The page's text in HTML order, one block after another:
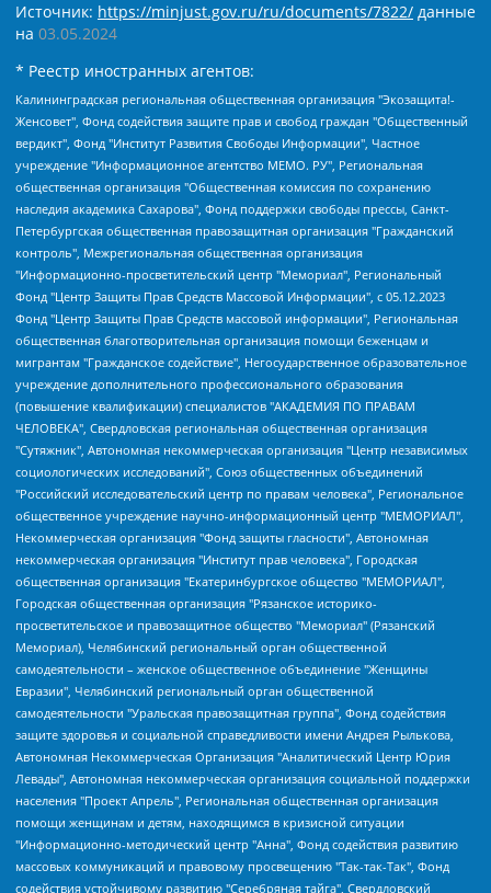
Источник: https://minjust.gov.ru/ru/documents/7822/ данные
на 03.05.2024
* Реестр иностранных агентов:
Калининградская региональная общественная организация "Экозащита!-Женсовет", Фонд содействия защите прав и свобод граждан "Общественный вердикт", Фонд "Институт Развития Свободы Информации", Частное учреждение "Информационное агентство МЕМО. РУ", Региональная общественная организация "Общественная комиссия по сохранению наследия академика Сахарова", Фонд поддержки свободы прессы, Санкт-Петербургская общественная правозащитная организация "Гражданский контроль", Межрегиональная общественная организация "Информационно-просветительский центр "Мемориал", Региональный Фонд "Центр Защиты Прав Средств Массовой Информации", с 05.12.2023 Фонд "Центр Защиты Прав Средств массовой информации", Региональная общественная благотворительная организация помощи беженцам и мигрантам "Гражданское содействие", Негосударственное образовательное учреждение дополнительного профессионального образования (повышение квалификации) специалистов "АКАДЕМИЯ ПО ПРАВАМ ЧЕЛОВЕКА", Свердловская региональная общественная организация "Сутяжник", Автономная некоммерческая организация "Центр независимых социологических исследований", Союз общественных объединений "Российский исследовательский центр по правам человека", Региональное общественное учреждение научно-информационный центр "МЕМОРИАЛ", Некоммерческая организация "Фонд защиты гласности", Автономная некоммерческая организация "Институт прав человека", Городская общественная организация "Екатеринбургское общество "МЕМОРИАЛ", Городская общественная организация "Рязанское историко-просветительское и правозащитное общество "Мемориал" (Рязанский Мемориал), Челябинский региональный орган общественной самодеятельности – женское общественное объединение "Женщины Евразии", Челябинский региональный орган общественной самодеятельности "Уральская правозащитная группа", Фонд содействия защите здоровья и социальной справедливости имени Андрея Рылькова, Автономная Некоммерческая Организация "Аналитический Центр Юрия Левады", Автономная некоммерческая организация социальной поддержки населения "Проект Апрель", Региональная общественная организация помощи женщинам и детям, находящимся в кризисной ситуации "Информационно-методический центр "Анна", Фонд содействия развитию массовых коммуникаций и правовому просвещению "Так-так-Так", Фонд содействия устойчивому развитию "Серебряная тайга", Свердловский региональный общественный фонд социальных проектов "Новое время", "Idel.Реалии", Кавказ.Реалии, Крым.Реалии, Телеканал Настоящее Время, Татаро-башкирская служба Радио Свобода (Azatliq Radiosi), Радио Свободная Европа/Радио Свобода (PCE/PC), "Сибирь.Реалии", "Фактограф", Благотворительный фонд помощи осужденным и их семьям, Автономная некоммерческая организация "Институт глобализации и социальных движений", Фонд "В защиту прав заключенных", Частное учреждение "Центр поддержки и содействия развитию средств массовой информации", Пензенский региональный общественный благотворительный фонд "Гражданский союз", "Север.Реалии", Некоммерческая организация Фонд "Правовая инициатива", Общество с ограниченной ответственностью "Радио Свободная Европа/Радио Свобода", Чешское информационное агентство "MEDIUM-ORIENT", Красноярская региональная общественная организация "Мы против СПИДа", Камалягин Денис Николаевич, Маркелов Сергей Евгеньевич, Пономарев Лев Александрович, Савицкая Людмила Алексеевна, Автономная некоммерческая организация "Центр по работе с проблемой насилия "НАСИЛИЮ.НЕТ", Межрегиональный профессиональный союз работников здравоохранения "Альянс врачей", Юридическое лицо, зарегистрированное в Латвийской Республике, SIA "Medusa Project" (регистрационный номер 40103797863, дата регистрации 10.06.2014), Некоммерческая организация "Фонд по борьбе с коррупцией", Автономная некоммерческая организация "Институт права и публичной политики", Баданин Роман Сергеевич, Гликин Максим Александрович, Железнова Мария Михайловна, Лукьянова Юлия Сергеевна, Маетная Елизавета Витальевна, Маняхин Петр Борисович, Чуракова Ольга Владимировна, Ярош Юлия Петровна, Юридическое лицо "The Insider SIA", зарегистрированное в Риге, Латвийская Республика (дата регистрации 26.06.2015), являющееся администратором доменного имени интернет-издания "The Insider SIA", https://theins.ru, Постернак Алексей Евгеньевич, Рубин Михаил Аркадьевич, Анин Роман Александрович, Юридическое лицо Istories fonds, зарегистрированное в Латвийской Республике (регистрационный номер 50008295751, дата регистрации 24.02.2020), Великовский Дмитрий Александрович, Долинина Ирина Николаевна, Мароховская Алеся Алексеевна, Шлейнов Роман Юрьевич, Шмагун Олеся Валентиновна, Общество с ограниченной ответственностью "Альтаир 2021", Общество с ограниченной ответственностью "Вега 2021", Общество с ограниченной ответственностью "Главный редактор 2021", Общество с ограниченной ответственностью "Ромашки монолит", Важенков Артем Валерьевич, Ивановская областная общественная организация "Центр гендерных исследований", Гурман Юрий Альбертович, Медиапроект "ОВД-Инфо", Егоров Владимир Владимирович, Жилинский Владимир Александрович, Общество с ограниченной ответственностью "ЗП", Иванова София Юрьевна, Карезина Инна Павловна, Кильтау Екатерина Викторовна, Петров Алексей Викторович, Пискунов Сергей Евгеньевич, Смирнов Сергей Сергеевич, Тихонов Михаил Сергеевич, Общество с ограниченной ответственностью "ЖУРНАЛИСТ-ИНОСТРАННЫЙ АГЕНТ", Арапова Галина Юрьевна, Вольтская Татьяна Анатольевна, Американская компания "Mason G.E.S. Anonymous Foundation" (США), являющаяся владельцем интернет-издания https://mnews.world/, Компания "Stichting Bellingcat", зарегистрированная в Нидерландах (дата регистрации 11.07.2018), Захаров Андрей Вячеславович, Клепиковская Екатерина Дмитриевна, Общество с ограниченной ответственностью "МЕМО", Перл Роман Александрович, Симонов Евгений Алексеевич, Соловьева Елена Анатольевна, Сотников Даниил Владимирович, Сурначева Елизавета Дмитриевна, Автономная некоммерческая организация по защите прав человека и информированию населения "Якутия – Наше Мнение", Общество с ограниченной ответственностью "Москоу диджитал медиа", с 26.01.2023 Общество с ограниченной ответственностью "Чайка Белые сады", Ветошкина Валерия Валерьевна, Заговора Максим Александрович, Межрегиональное общественное движение "Российская ЛГБТ - сеть", Оленичев Максим Владимирович, Павлов Иван Юрьевич, Скворцова Елена Сергеевна, Общество с ограниченной ответственностью "Как бы инагент", Кочетков Игорь Викторович, Общество с ограниченной ответственностью "Честные выборы", Еланчик Олег Александрович, Общество с ограниченной ответственностью "Нобелевский призыв", Гималова Регина Эмилевна, Григорьев Андрей Валерьевич, Григорьева Алина Александровна, Ассоциация по содействию защите прав призывников, альтернативнослужащих и военнослужащих "Правозащитная группа "Гражданин.Армия.Право", Хисамова Регина Фаритовна, Автономная некоммерческая организация по реализации социально-правовых программ "Лилит", Дальневосточное общественное движение "Маяк", Санкт-Петербургская ЛГБТ-инициативная группа "Выход", Инициативная группа ЛГБТ+ "Реверс", Алексеев Андрей Викторович, Бекбулатова Таисия Львовна, Беляев Иван Михайлович, Владыкина Елена Сергеевна, Гельман Марат Александрович, Никульшина Вероника Юрьевна, Толоконникова Надежда Андреевна, Шендерович Виктор Анатольевич, Общество с ограниченной ответственностью "Данное сообщение", Общество с ограниченной ответственностью Издательский дом "Новая глава", Айнбиндер Александра Александровна, Московский комьюнити-центр для ЛГБТ+инициатив, Благотворительный фонд развития филантропии, Deutsche Welle (Германия, Kurt-Schumacher-Strasse 3, 53113 Bonn), Борзунова Мария Михайловна, Воробьев Виктор Викторович, Голубева Анна Львовна, Константинова Алла Михайловна, Малкова Ирина Владимировна, Мурадов Мурад Абдулгалимович, Осетинская Елизавета Николаевна, Понасенков Евгений Николаевич, Ганапольский Матвей Юрьевич, Киселев Евгений Алексеевич, Борухович Ирина Григорьевна, Дремин Иван Тимофеевич, Дубровский Дмитрий Викторович, Красноярская региональная общественная организация поддержки и развития альтернативных образовательных технологий и межкультурных коммуникаций "ИНТЕРРА", Маяковская Екатерина Алексеевна, Фейгин Марк Захарович, Филимонов Андрей Викторович, Дзугкоева Регина Николаевна, Доброхотов Роман Александрович, Дудь Юрий Александрович, Елкин Сергей Владимирович, Кругликов Кирилл Игоревич, Сабунаева Мария Леонидовна, Семенов Алексей Владимирович, Шаинян Карен Багратович, Шульман Екатерина Михайловна, Асафьев Артур Валерьевич, Вахштайн Виктор Семенович, Венедиктов Алексей Алексеевич, Лушникова Екатерина Евгеньевна, Волков Леонид Михайлович, Невзоров Александр Глебович, Пархоменко Сергей Борисович, Сироткин Ярослав Николаевич, Кара-Мурза Владимир Владимирович, Баранова Наталья Владимировна, Гозман Леонид Яковлевич, Кагарлицкий Борис Юльевич, Климарев Михаил Валерьевич, Милов Владимир Станиславович, Автономная некоммерческая организация Краснодарский центр современного искусства "Типография", Моргенштерн Алишер Тагирович, Соболь Любовь Эдуардовна, Общество с ограниченной ответственностью "ЛИЗА НОРМ", Каспаров Гарри Кимович, Ходорковский Михаил Борисович, Общество с ограниченной ответственностью "Апрельские тезисы", Данилович Ирина Брониславовна, Кашин Олег Владимирович, Петров Николай Владимирович, Пивоваров Алексей Владимирович, Соколов Михаил Владимирович, Цветкова Юлия Владимировна, Чичваркин Евгений Александрович, Комитет против пыток/Команда против пыток, Общество с ограниченной ответственностью "Первый научный", Общество с ограниченной ответственностью "Вертолет и ко", Белоцерковская Вероника Борисовна, Кац Максим Евгеньевич, Лазарева Татьяна Юрьевна, Шаведдинов Руслан Табризович, Яшин Илья Валерьевич, Общество с ограниченной ответственностью "Иноагент ААВ", Алешковский Дмитрий Петрович, Альбац Евгения Марковна, Быков Дмитрий Львович, Галямина Юлия Евгеньевна, Лойко Сергей Леонидович, Мартынов Кирилл Константинович, Медведев Сергей Александрович, Крашенинников Федор Геннадиевич, Гордеева Катерина Вл